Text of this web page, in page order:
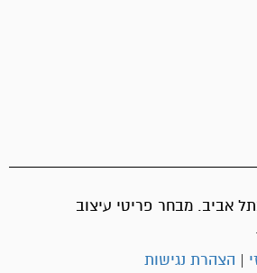
אביב. מבחר פריטי עיצוב
| הצהרת נגישות